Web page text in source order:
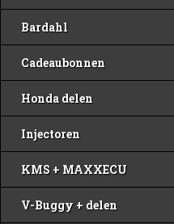
Bardahl
Cadeaubonnen
Honda delen
Injectoren
KMS + MAXXECU
V-Buggy + delen